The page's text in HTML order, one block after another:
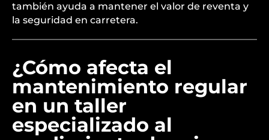
también ayuda a mantener el valor de reventa y
la seguridad en carretera.
¿Cómo afecta el
mantenimiento regular
en un taller
especializado al